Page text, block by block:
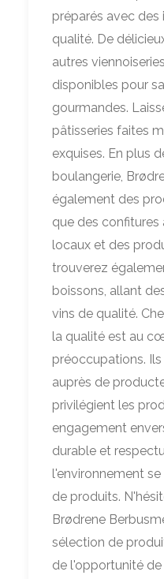
préparés avec
qualité. De
autres
disponibles pour
gourmandes.
pâtisseries faites
exquises. En plus
boulangerie,
également des
que des confitures
locaux et des
trouverez
boissons, allant
vins de qualité.
la qualité est au
préoccupations.
auprès de
privilégient les
engagement
durable et
l'environnement
de produits.
Brødrene
sélection de
de l'opportunité